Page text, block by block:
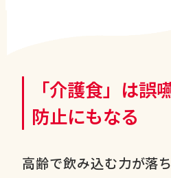
「介護食」は誤
防止にもなる
高齢で飲み込む力が落